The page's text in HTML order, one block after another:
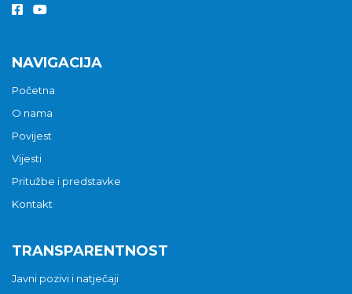
NAVIGACIJA
Početna
O nama
Povijest
Vijesti
Pritužbe i predstavke
Kontakt
TRANSPARENTNOST
Javni pozivi i natječaji